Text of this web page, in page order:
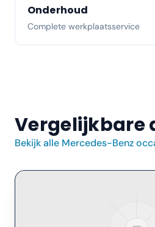
Onderhoud
Complete werkplaatsservice
Vergelijkbare
Bekijk alle Mercedes-Benz